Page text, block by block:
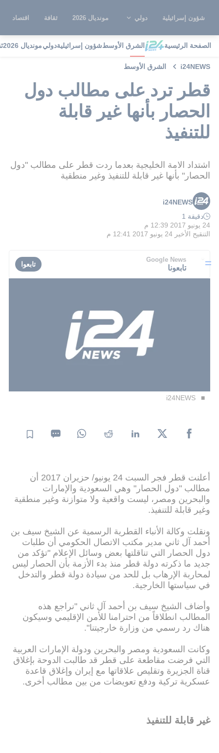
شؤون إسرائيلية دولي مونديال 2026 ثقافة اقتصاد
الصفحة الرئيسية الشرق الأوسطشؤون إسرائيليةدوليمونديال 2026
i24NEWS الشرق الأوسط
قطر ترد على مطالب دول
الحصار بأنها غير قابلة
للتنفيذ
اشتداد الامة الخليجية بعدما ردت قطر على مطالب "دول
الحصار" بأنها غير قابلة للتنفيذ وغير منطقية
i24NEWS
دقيقة 1
24 يونيو 2017 12:39 م
التنقيح الأخير 24 يونيو 2017 12:41 م
Google News
تابعونا تابعوا
i24NEWS
أعلنت قطر فجر السبت 24 يونيو/ حزيران 2017 أن
مطالب "دول الحصار" وهي السعودية والإمارات
والبحرين ومصر، ليست واقعية ولا متوازنة وغير منطقية
وغير قابلة للتنفيذ.
ونقلت وكالة الأنباء القطرية الرسمية عن الشيخ سيف بن
أحمد آل ثاني مدير مكتب الاتصال الحكومي أن طلبات
دول الحصار التي تناقلتها بعض وسائل الإعلام "تؤكد من
جديد ما ذكرته دولة قطر منذ بدء الأزمة بأن الحصار ليس
لمحاربة الإرهاب بل للحد من سيادة دولة قطر والتدخل
في سياستها الخارجية.
وأضاف الشيخ سيف بن أحمد آل ثاني "نراجع هذه
المطالب انطلاقاً من احترامنا للأمن الإقليمي وسيكون
هناك رد رسمي من وزارة خارجيتنا".
وكانت السعودية ومصر والبحرين ودولة الإمارات العربية
التي فرضت مقاطعة على قطر قد طالبت الدوحة بإغلاق
قناة الجزيرة وتقليص علاقاتها مع إيران وإغلاق قاعدة
عسكرية تركية ودفع تعويضات من بين مطالب أخرى.
غير قابلة للتنفيذ